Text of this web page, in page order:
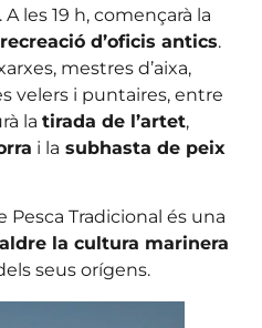
. A les 19 h, començarà la
recreació d’oficis antics.
mestres d’aixa,
velers i puntaires, entre
la tirada de l’artet,
i la subhasta de peix
Pesca Tradicional és una
la cultura marinera
seus orígens.